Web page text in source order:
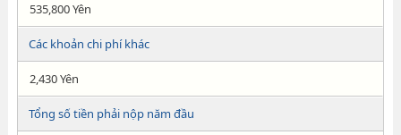
535,800 Yên
Các khoản chi phí khác
2,430 Yên
Tổng số tiền phải nộp năm đầu